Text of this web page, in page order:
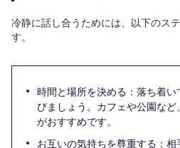
冷静に話し合うためには、以下のス
す。
時間と場所を決める：落ち着
びましょう。カフェや公園な
がおすすめです。
お互いの気持ちを尊重する：相